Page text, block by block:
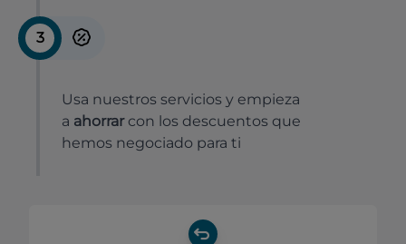
3
Usa nuestros servicios y empieza
a ahorrar con los descuentos que
hemos negociado para ti